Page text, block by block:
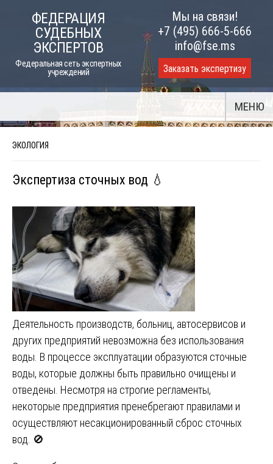
ФЕДЕРАЦИЯ
СУДЕБНЫХ
ЭКСПЕРТОВ
Федеральная сеть экспертных
учреждений
Мы на связи!
+7 (495) 666-5-666
info@fse.ms
Заказать экспертизу
МЕНЮ
ЭКОЛОГИЯ
Экспертиза сточных вод 💧
Деятельность производств, больниц, автосервисов и
других предприятий невозможна без использования
воды. В процессе эксплуатации образуются сточные
воды, которые должны быть правильно очищены и
отведены. Несмотря на строгие регламенты,
некоторые предприятия пренебрегают правилами и
осуществляют несакционированный сброс сточных
вод. 🚫